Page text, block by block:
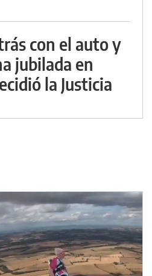
con el auto y
jubilada en
la Justicia